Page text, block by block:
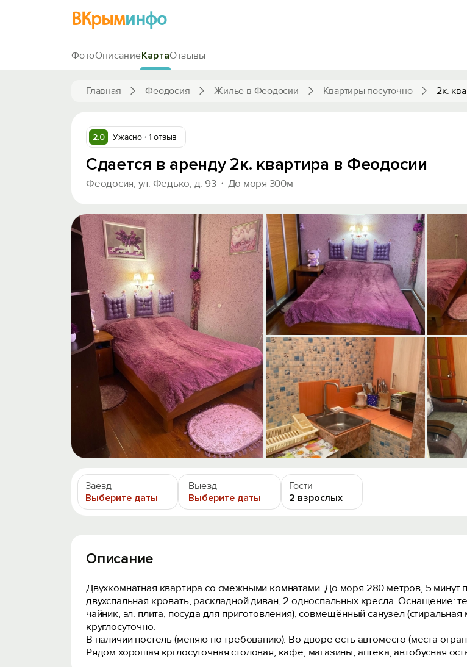
ВКрыминфо
Главная Феодосия Жильё в Феодосии Квартиры посуточно 2к.
ФотоОписаниеКартаОтзывы
2.0 Ужасно 1 отзыв
Сдается в аренду 2к. квартира в Феодосии
Феодосия, ул. Федько, д. 93 До моря 300м
Заезд
Выберите даты
Выезд
Выберите даты
Гости
2 взрослых
Описание
Двухкомнатная квартира со смежными комнатами. До моря 280 метров, 5
двухспальная кровать, раскладной диван, 2 односпальных кресла. Оснащение:
чайник, эл. плита, посуда для приготовления), совмещённый санузел
круглосуточно.
В наличии постель (меняю по требованию). Во дворе есть автоместо (места
Рядом хорошая крглосуточная столовая, кафе, магазины, аптека, автобусная